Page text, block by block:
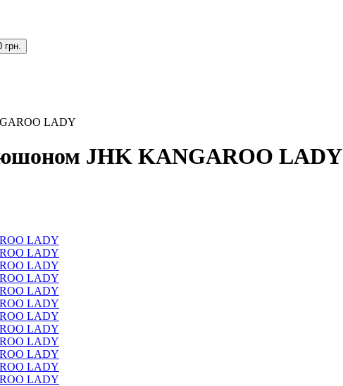
грн.
LADY
JHK KANGAROO LADY